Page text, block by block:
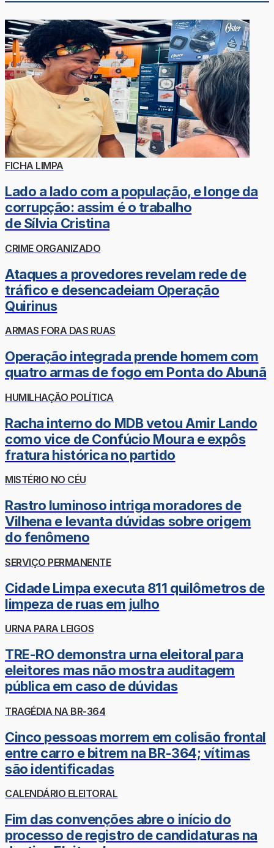
FICHA LIMPA
Lado a lado com a população, e longe da
corrupção: assim é o trabalho
de Sílvia Cristina
CRIME ORGANIZADO
Ataques a provedores revelam rede de
tráfico e desencadeiam Operação
Quirinus
ARMAS FORA DAS RUAS
Operação integrada prende homem com
quatro armas de fogo em Ponta do Abunã
HUMILHAÇÃO POLÍTICA
Racha interno do MDB vetou Amir Lando
como vice de Confúcio Moura e expôs
fratura histórica no partido
MISTÉRIO NO CÉU
Rastro luminoso intriga moradores de
Vilhena e levanta dúvidas sobre origem
do fenômeno
SERVIÇO PERMANENTE
Cidade Limpa executa 811 quilômetros de
limpeza de ruas em julho
URNA PARA LEIGOS
TRE-RO demonstra urna eleitoral para
eleitores mas não mostra auditagem
pública em caso de dúvidas
TRAGÉDIA NA BR-364
Cinco pessoas morrem em colisão frontal
entre carro e bitrem na BR-364; vítimas
são identificadas
CALENDÁRIO ELEITORAL
Fim das convenções abre o início do
processo de registro de candidaturas na